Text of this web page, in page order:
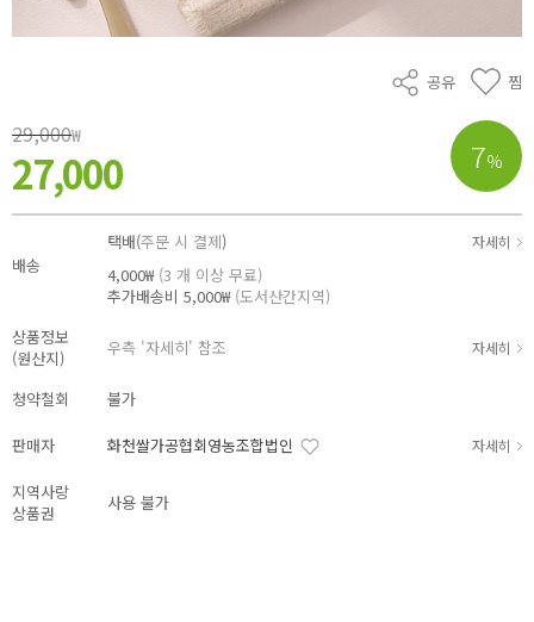
공유 찜
7%
29,000₩
27,000
배송
택배(주문 시 결제) 자세히
4,000₩ (3 개 이상 무료)
추가배송비 5,000₩ (도서산간지역)
상품정보
(원산지)
우측 '자세히' 참조 자세히
청약철회 불가
판매자 화천쌀가공협회영농조합법인 자세히
지역사랑
상품권
사용 불가